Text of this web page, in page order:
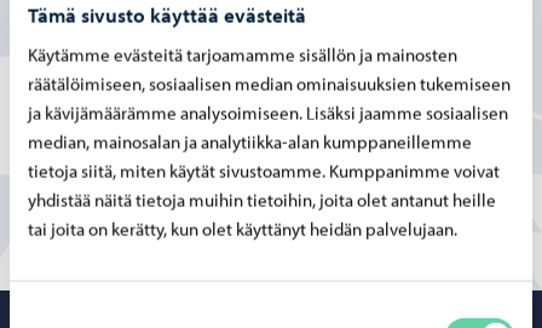
Tämä sivusto käyttää evästeitä
Käytämme evästeitä tarjoamamme sisällön ja mainosten
räätälöimiseen, sosiaalisen median ominaisuuksien tukemiseen
ja kävijämäärämme analysoimiseen. Lisäksi jaamme sosiaalisen
median, mainosalan ja analytiikka-alan kumppaneillemme
tietoja siitä, miten käytät sivustoamme. Kumppanimme voivat
yhdistää näitä tietoja muihin tietoihin, joita olet antanut heille
tai joita on kerätty, kun olet käyttänyt heidän palvelujaan.
pysähtymään, tunnistamaan ja arvostamaan arjen
ihmeitä, jotka muovaavat ympäristöämme.
Taidenäyttelyt palvelutaloissa ja -kodeissa